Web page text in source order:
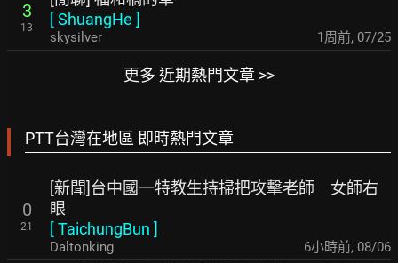
3
13
[ShuangHe ]
skysilver 1周前, 07/25
更多 近期熱門文章 >>
PTT台灣在地區 即時熱門文章
0
21
[新聞]台中國一特教生持掃把攻擊老師 女師右
眼
[TaichungBun ]
Daltonking 6小時前, 08/06